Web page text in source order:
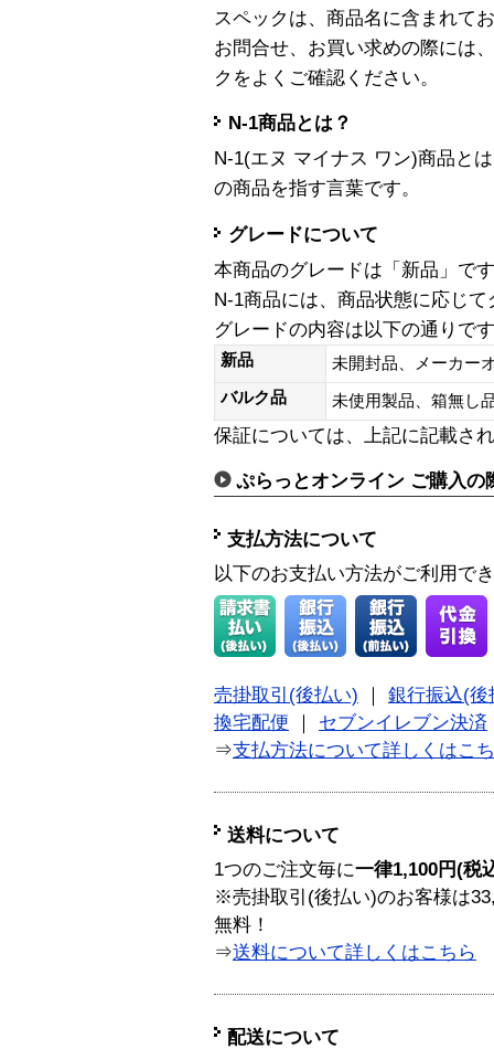
スペックは、商品名に含まれて
お問合せ、お買い求めの際には
クをよくご確認ください。
N-1商品とは？
N-1(エヌ マイナス ワン)商品と
の商品を指す言葉です。
グレードについて
本商品のグレードは「新品」です
N-1商品には、商品状態に応じ
グレードの内容は以下の通りで
新品
未開封品、メーカー
バルク品
未使用製品、箱無
保証については、上記に記載さ
ぷらっとオンライン ご購入の
支払方法について
以下のお支払い方法がご利用で
売掛取引(後払い)
銀行振込(後
換宅配便
セブンイレブン決済
⇒支払方法について詳しくはこ
送料について
1つのご注文毎に一律1,100円(税
※売掛取引(後払い)のお客様は
無料！
⇒送料について詳しくはこちら
配送について